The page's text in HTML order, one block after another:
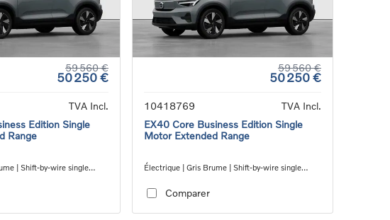
59 560 €
50 250 €
TVA Incl.
Edition Single
Range
| Shift-by-wire single
59 560 €
50 250 €
10418769
TVA Incl.
EX40 Core Business Edition Single
Motor Extended Range
Électrique | Gris Brume | Shift-by-wire single
Comparer